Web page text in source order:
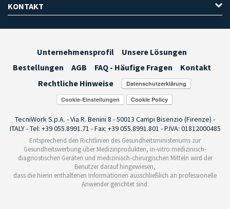
KONTAKT
Unternehmensprofil
Unsere Lösungen
Bestellungen
AGB FAQ - Häufige Fragen
Kontakt
Rechtliche Hinweise
Cookie-Einstellungen
TecniWork S.p.A. - Via R. Benini 8 - 50013 Campi Bisenzio (Firenze) -
ITALY - Tel: +39 055.8991.71 - Fax: +39 055.8991.801 - P.IVA: 01812000485
Entsprechend den Richtlinien des Gesundheitsministeriums zur
Gesundheitswerbung über Medizinprodukten, in-vitro medizinisch-
diagnostischen Geräten und medizinisch-chirurgischen Mitteln wird der
Benutzer darauf hingewiesen,
dass die hierin enthaltenen Informationen ausschließlich an professionelle
Anwender gerichtet sind.